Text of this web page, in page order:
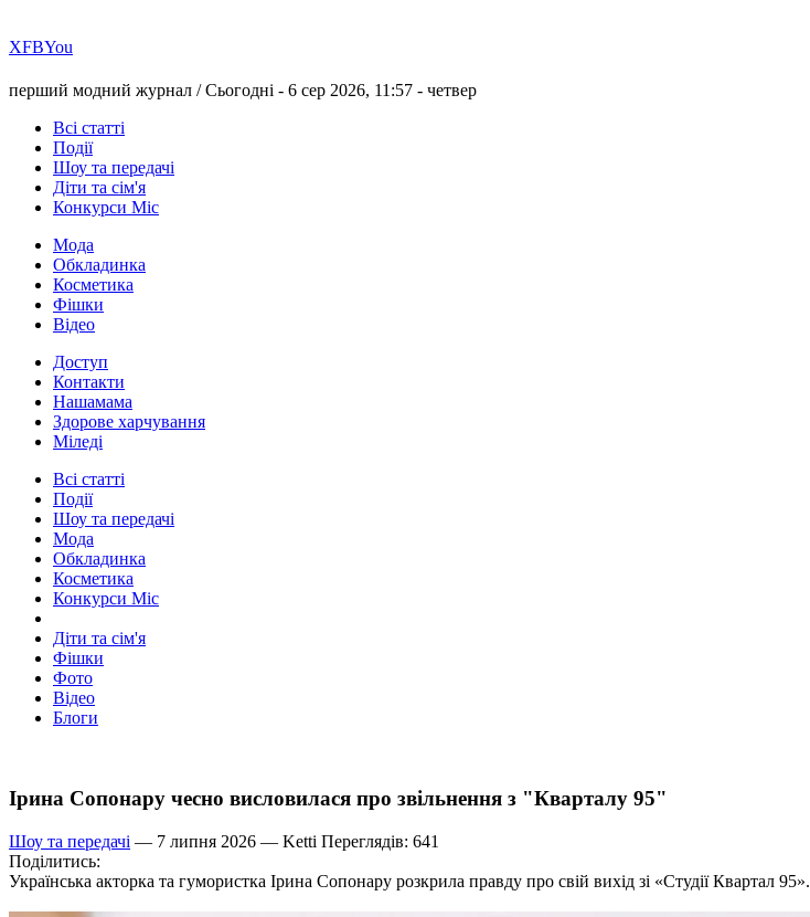
ХFBYou
перший модний журнал /Сьогодні - 6 сер 2026, 11:57 - четвер
Всі статті
Події
Шоу та передачі
Діти та сім'я
Конкурси Міс
Мода
Обкладинка
Косметика
Фішки
Відео
Доступ
Контакти
Нашамама
Здорове харчування
Міледі
Всі статті
Події
Шоу та передачі
Мода
Обкладинка
Косметика
Конкурси Міс
Діти та сім'я
Фішки
Фото
Відео
Блоги
Ірина Сопонару чесно висловилася про звільнення з "Кварталу 95"
Шоу та передачі — 7 липня 2026 — Ketti Переглядів: 641
Поділитись:
Українська акторка та гумористка Ірина Сопонару розкрила правду про свій вихід зі «Студії Квартал 95».